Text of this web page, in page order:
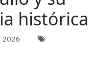
histórica
2026